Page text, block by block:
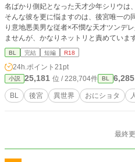
名ばかり側妃となった天才少年シリウは
そんな彼を更に悩ますのは、後宮唯一の
り意地悪美男な従者×不憫な天才ツンデレ少年妃
ませんが、かなりネットリと責めています
BL 完結 短編 R18
24h.ポイント 21pt
小説 25,181 位 / 228,704件 BL 6,285
BL 後宮 異世界 おにショタ
最終